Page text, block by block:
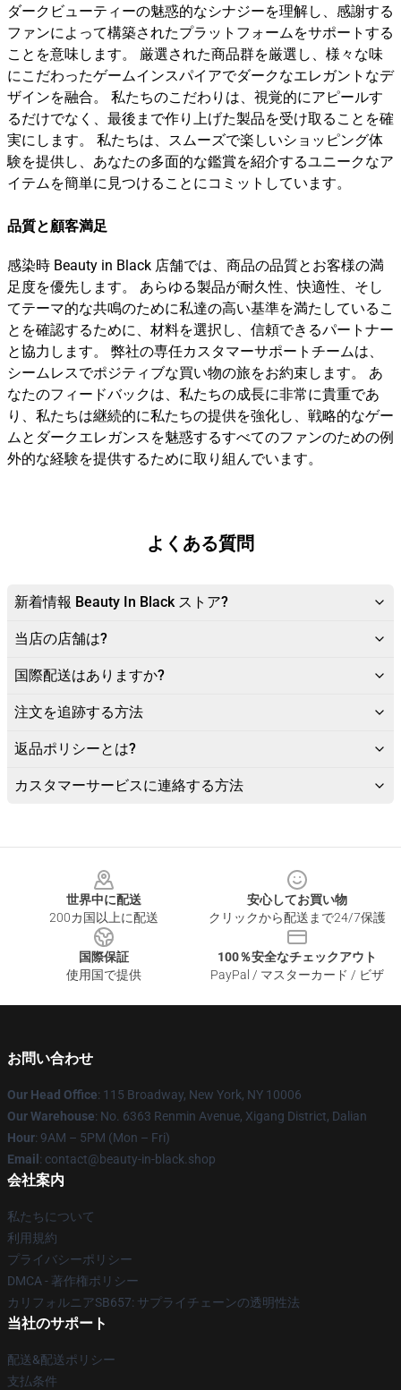
ダークビューティーの魅惑的なシナジーを理解し、感謝する
ファンによって構築されたプラットフォームをサポートする
ことを意味します。 厳選された商品群を厳選し、様々な味
にこだわったゲームインスパイアでダークなエレガントなデ
ザインを融合。 私たちのこだわりは、視覚的にアピールす
るだけでなく、最後まで作り上げた製品を受け取ることを確
実にします。 私たちは、スムーズで楽しいショッピング体
験を提供し、あなたの多面的な鑑賞を紹介するユニークなア
イテムを簡単に見つけることにコミットしています。
品質と顧客満足
感染時 Beauty in Black 店舗では、商品の品質とお客様の満
足度を優先します。 あらゆる製品が耐久性、快適性、そし
てテーマ的な共鳴のために私達の高い基準を満たしているこ
とを確認するために、材料を選択し、信頼できるパートナー
と協力します。 弊社の専任カスタマーサポートチームは、
シームレスでポジティブな買い物の旅をお約束します。 あ
なたのフィードバックは、私たちの成長に非常に貴重であ
り、私たちは継続的に私たちの提供を強化し、戦略的なゲー
ムとダークエレガンスを魅惑するすべてのファンのための例
外的な経験を提供するために取り組んでいます。
よくある質問
新着情報 Beauty In Black ストア?
当店の店舗は?
国際配送はありますか?
注文を追跡する方法
返品ポリシーとは?
カスタマーサービスに連絡する方法
世界中に配送
200カ国以上に配送
安心してお買い物
クリックから配送まで24/7保護
国際保証
使用国で提供
100％安全なチェックアウト
PayPal / マスターカード / ビザ
お問い合わせ
Our Head Office: 115 Broadway, New York, NY 10006
Our Warehouse: No. 6363 Renmin Avenue, Xigang District, Dalian
Hour: 9AM – 5PM (Mon – Fri)
Email : contact@beauty-in-black.shop
会社案内
私たちについて
利用規約
プライバシーポリシー
DMCA - 著作権ポリシー
カリフォルニアSB657: サプライチェーンの透明性法
当社のサポート
配送&配送ポリシー
支払条件